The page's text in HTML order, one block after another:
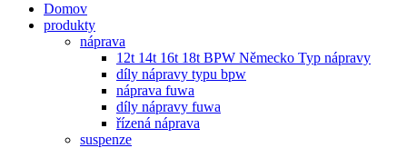
Domov
produkty
náprava
12t 14t 16t 18t BPW Německo Typ nápravy
díly nápravy typu bpw
náprava fuwa
díly nápravy fuwa
řízená náprava
suspenze